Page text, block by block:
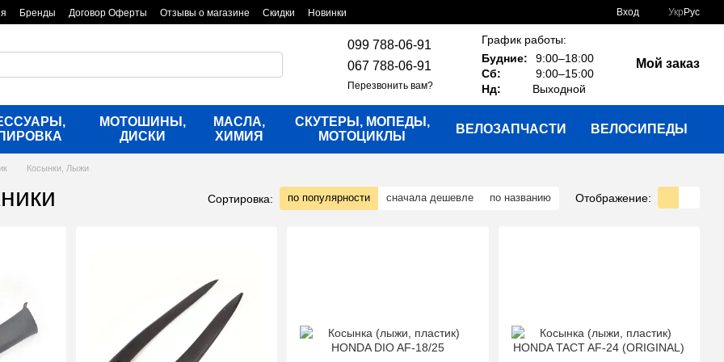
Бренды Договор Оферты Отзывы о магазине Скидки Новинки Вход Укр Рус
099 788-06-91
067 788-06-91
Перезвонить вам?
График работы:
Будние:
9:00–18:00
Сб:
9:00–15:00
Нд:
Выходной
Мой заказ
МОТОШИНЫ,
ДИСКИ
МАСЛА,
ХИМИЯ
СКУТЕРЫ, МОПЕДЫ,
МОТОЦИКЛЫ
ВЕЛОЗАПЧАСТИ ВЕЛОСИПЕДЫ
Косынки, Лыжи
Сортировка: по популярности сначала дешевле по названию Отображение: